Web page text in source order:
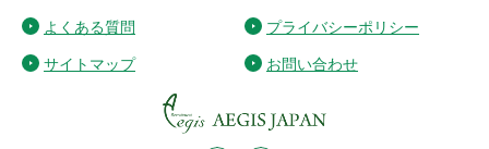
よくある質問 プライバシーポリシー
サイトマップ お問い合わせ